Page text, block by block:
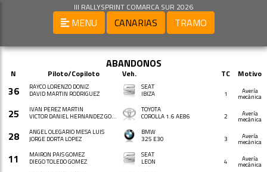
III RALLYSPRINT COMARCA SUR 2026
MENU CANARIAS TRAMO
ABANDONOS
N Piloto/Copiloto Veh. TC Motivo
36
RAYCO LORENZO DONIZ
DAVID MARTIN RODRIGUEZ
SEAT
IBIZA
1 Avería
mecánica
25
IVAN PEREZ MARTIN
VICTOR DANIEL HERNANDEZ GONZALEZ
TOYOTA
COROLLA 1.6 AE86
2 Avería
mecánica
28
ANGEL OLEGARIO MESA LUIS
JORGE DORTA LOPEZ
BMW
325 E30
3 Avería
mecánica
11
MAIRON PAIS GOMEZ
DIEGO TOLEDO GOMEZ
SEAT
LEON
4 Avería
mecánica